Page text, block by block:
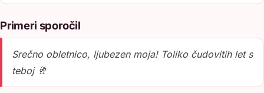
Primeri sporočil
Srečno obletnico, ljubezen moja! Toliko čudovitih let s
teboj 🥂